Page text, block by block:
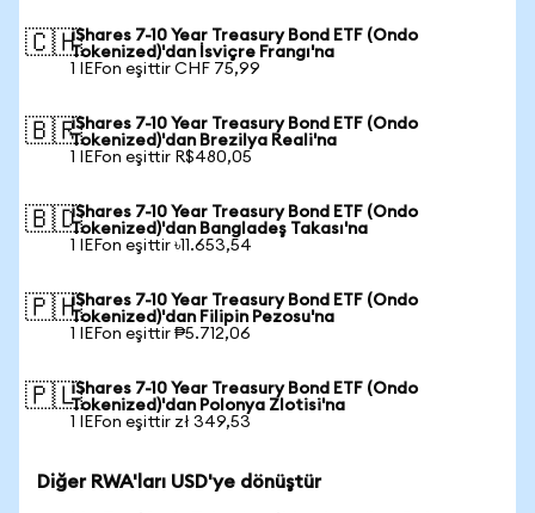
🇨🇭iShares 7-10 Year Treasury Bond ETF (Ondo
Tokenized)'dan İsviçre Frangı'na
1 IEFon eşittir CHF 75,99
🇧🇷iShares 7-10 Year Treasury Bond ETF (Ondo
Tokenized)'dan Brezilya Reali'na
1 IEFon eşittir R$480,05
🇧🇩iShares 7-10 Year Treasury Bond ETF (Ondo
Tokenized)'dan Bangladeş Takası'na
1 IEFon eşittir ৳11.653,54
🇵🇭iShares 7-10 Year Treasury Bond ETF (Ondo
Tokenized)'dan Filipin Pezosu'na
1 IEFon eşittir ₱5.712,06
🇵🇱iShares 7-10 Year Treasury Bond ETF (Ondo
Tokenized)'dan Polonya Zlotisi'na
1 IEFon eşittir zł 349,53
Diğer RWA'ları USD'ye dönüştür